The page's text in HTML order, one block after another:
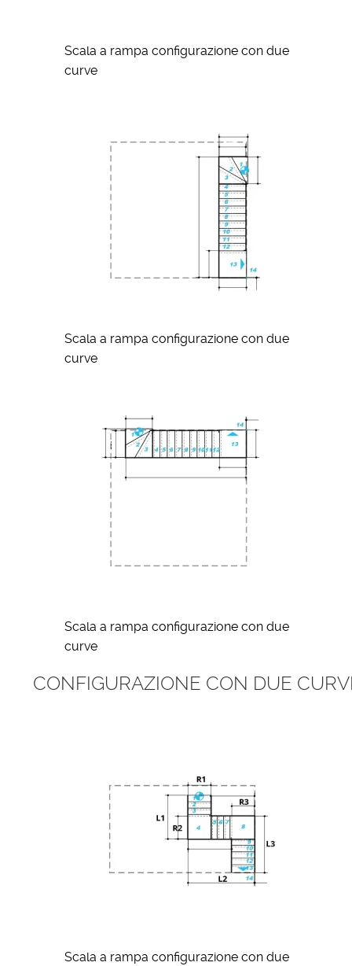
Scala a rampa configurazione con due
curve
Scala a rampa configurazione con due
curve
Scala a rampa configurazione con due
curve
CONFIGURAZIONE CON DUE
Scala a rampa configurazione con due